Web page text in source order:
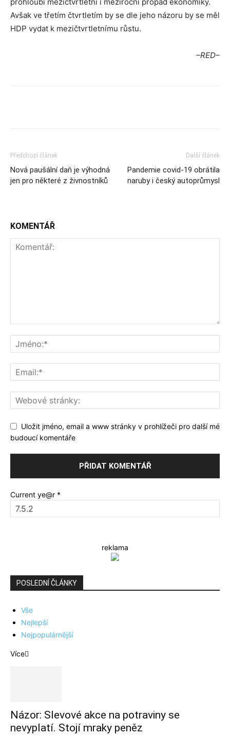
Avšak ve třetím čtvrtletím by se dle jeho názoru by se měl
HDP vydat k mezičtvrtletnímu růstu.
–RED–
Předchozí článek
Nová paušální daň je výhodná
jen pro některé z živnostníků
Další článek
Pandemie covid-19 obrátila
naruby i český autoprůmysl
KOMENTÁŘ
Uložit jméno, email a www stránky v prohlížeči pro další mé
budoucí komentáře
Current ye@r *
reklama
POSLEDNÍ ČLÁNKY
Vše
Nejlepší
Nejpopulárnější
Více
Názor: Slevové akce na potraviny se
nevyplatí. Stojí mraky peněz